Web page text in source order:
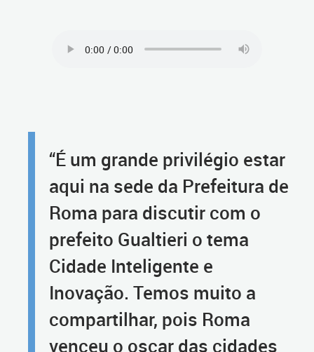
“É um grande privilégio estar
aqui na sede da Prefeitura de
Roma para discutir com o
prefeito Gualtieri o tema
Cidade Inteligente e
Inovação. Temos muito a
compartilhar, pois Roma
venceu o oscar das cidades